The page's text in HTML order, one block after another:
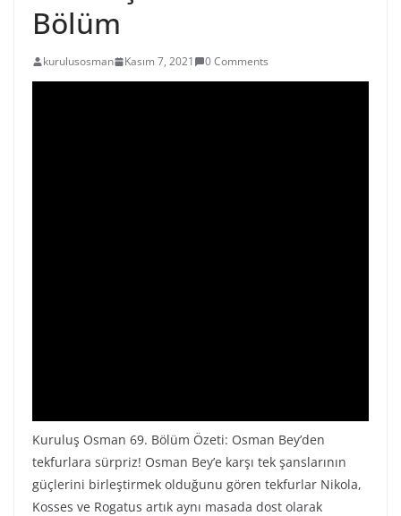
Bölüm
kurulusosman Kasım 7, 2021 0 Comments
Kuruluş Osman 69. Bölüm Özeti: Osman Bey’den
tekfurlara sürpriz! Osman Bey’e karşı tek şanslarının
güçlerini birleştirmek olduğunu gören tekfurlar Nikola,
Kosses ve Rogatus artık aynı masada dost olarak